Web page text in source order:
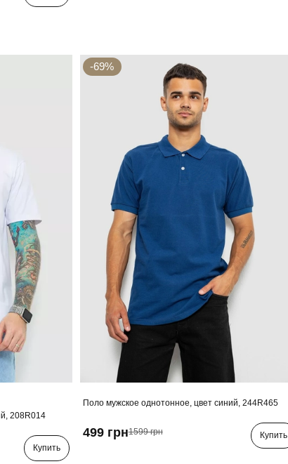
208R014
Купить
-69%
Поло мужское однотонное, цвет синий, 244R465
499 грн1599 грн Купить